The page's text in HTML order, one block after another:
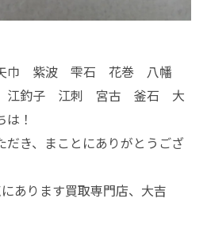
巾 紫波 雫石 花巻 八幡
釣子 江刺 宮古 釜石 大
！
だき、まことにありがとうござ
あります買取専門店、大吉